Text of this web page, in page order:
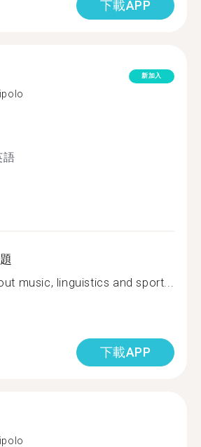
下載APP
新加入
語
music, linguistics and sport...
下載APP